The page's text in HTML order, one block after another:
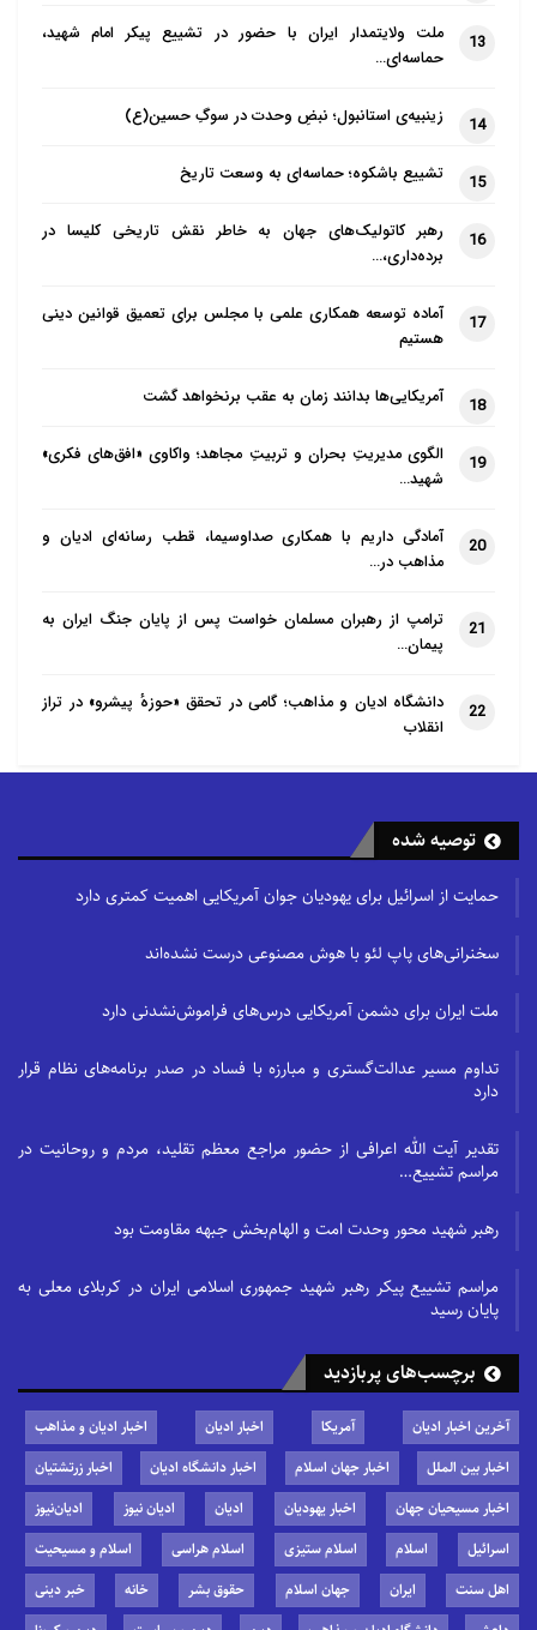
13
ملت ولایتمدار ایران با حضور در تشییع پیکر امام شهید،
حماسه‌ای…
14 زینبیه‌ی استانبول؛ نبضِ وحدت در سوگِ حسین(ع)
15 تشییع باشکوه؛ حماسه‌ای به وسعت تاریخ
16
رهبر کاتولیک‌های جهان به خاطر نقش تاریخی کلیسا در
برده‌داری،…
17
آماده توسعه همکاری علمی با مجلس برای تعمیق قوانین دینی
هستیم
18 آمریکایی‌ها بدانند زمان به عقب برنخواهد گشت
19
الگوی مدیریتِ بحران و تربیتِ مجاهد؛ واکاوی «افق‌های فکری»
شهید…
20
آمادگی داریم با همکاری صداوسیما، قطب رسانه‌ای ادیان و
مذاهب در…
21
ترامپ از رهبران مسلمان خواست پس از پایان جنگ ایران به
پیمان…
22
دانشگاه ادیان و مذاهب؛ گامی در تحقق «حوزهٔ پیشرو» در تراز
انقلاب
توصیه شده
حمایت از اسرائیل برای یهودیان جوان آمریکایی اهمیت کمتری دارد
سخنرانی‌های پاپ لئو با هوش مصنوعی درست نشده‌اند
ملت ایران برای دشمن آمریکایی درس‌های فراموش‌نشدنی دارد
تداوم مسیر عدالت‌گستری و مبارزه با فساد در صدر برنامه‌های نظام قرار
دارد
تقدیر آیت الله اعرافی از حضور مراجع معظم تقلید، مردم و روحانیت در
مراسم تشییع…
رهبر شهید محور وحدت امت و الهام‌بخش جبهه مقاومت بود
مراسم تشییع پیکر رهبر شهید جمهوری اسلامی ایران در کربلای معلی به
پایان رسید
برچسب‌های پربازدید
آخرین اخبار ادیان آمریکا اخبار ادیان
اخبار ادیان و مذاهب
اخبار بین الملل
اخبار جهان اسلام اخبار دانشگاه ادیان
اخبار زرتشتیان
اخبار مسیحیان جهان
اخبار یهودیان ادیان ادیان نیوز
ادیان‌نیوز
اسرائیل
اسلام اسلام ستیزی اسلام هراسی
اسلام و مسیحیت
اهل سنت
ایران جهان اسلام حقوق بشر خانه
خبر دینی